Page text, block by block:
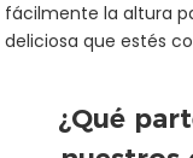
fácilmente la altura
deliciosa que estés
¿Qué